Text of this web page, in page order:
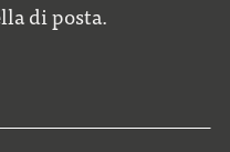
di posta.